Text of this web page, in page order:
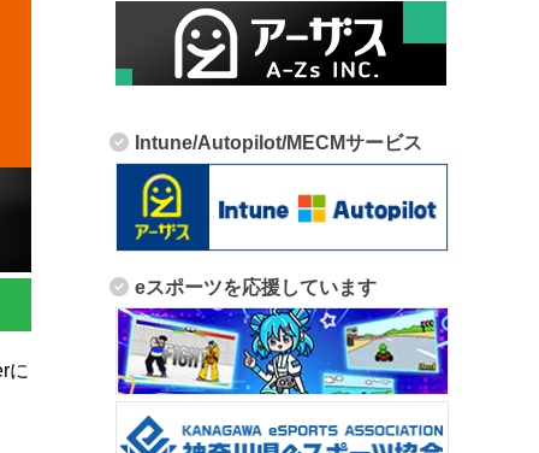
に
Intune/Autopilot/MECMサービス
eスポーツを応援しています